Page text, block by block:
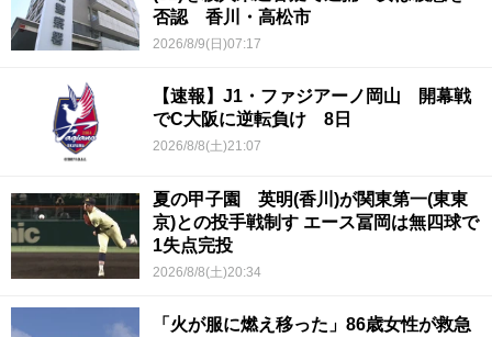
否認 香川・高松市
2026/8/9(日)07:17
【速報】J1・ファジアーノ岡山 開幕戦
でC大阪に逆転負け 8日
2026/8/8(土)21:07
夏の甲子園 英明(香川)が関東第一(東東
京)との投手戦制す エース冨岡は無四球で
1失点完投
2026/8/8(土)20:34
「火が服に燃え移った」86歳女性が救急